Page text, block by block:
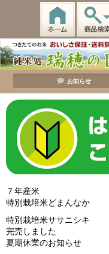
お知らせ
７年産米
特別栽培米どまんなか
特別栽培米ササニシキ
完売しました
夏期休業のお知らせ